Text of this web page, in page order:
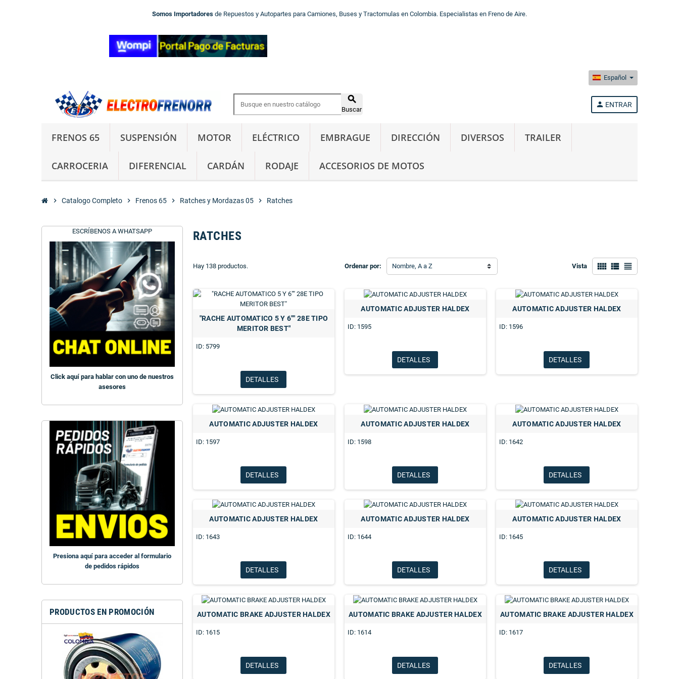
Somos Importadores de Repuestos y Autopartes para Camiones, Buses y Tractomulas en Colombia. Especialistas en Freno de Aire.
Español

Buscar
person ENTRAR
FRENOS 65 SUSPENSIÓN MOTOR ELÉCTRICO EMBRAGUE DIRECCIÓN DIVERSOS TRAILER
CARROCERIA DIFERENCIAL CARDÁN RODAJE ACCESORIOS DE MOTOS
chevron_right Catalogo Completo chevron_right Frenos 65 chevron_right Ratches y Mordazas 05 chevron_right Ratches
ESCRÍBENOS A WHATSAPP
Click aquí para hablar con uno de nuestros
asesores
Presiona aquí para acceder al formulario
de pedidos rápidos
PRODUCTOS EN PROMOCIÓN
RATCHES
Ordenar por: Nombre, A a Z Vista view_comfy view_list view_headline
Hay 138 productos.
"RACHE AUTOMATICO 5 Y 6"" 28E TIPO
MERITOR BEST"
ID: 5799
DETALLES
AUTOMATIC ADJUSTER HALDEX
ID: 1595
DETALLES
AUTOMATIC ADJUSTER HALDEX
ID: 1596
DETALLES
AUTOMATIC ADJUSTER HALDEX
ID: 1597
DETALLES
AUTOMATIC ADJUSTER HALDEX
ID: 1598
DETALLES
AUTOMATIC ADJUSTER HALDEX
ID: 1642
DETALLES
AUTOMATIC ADJUSTER HALDEX
ID: 1643
DETALLES
AUTOMATIC ADJUSTER HALDEX
ID: 1644
DETALLES
AUTOMATIC ADJUSTER HALDEX
ID: 1645
DETALLES
AUTOMATIC BRAKE ADJUSTER HALDEX
ID: 1615
DETALLES
AUTOMATIC BRAKE ADJUSTER HALDEX
ID: 1614
DETALLES
AUTOMATIC BRAKE ADJUSTER HALDEX
ID: 1617
DETALLES